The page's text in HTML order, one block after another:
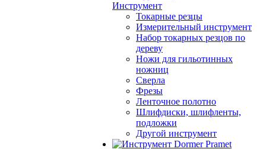
Инструмент
Токарные резцы
Измерительный инструмент
Набор токарных резцов по
дереву
Ножи для гильотинных
ножниц
Сверла
Фрезы
Ленточное полотно
Шлифдиски, шлифленты,
подложки
Другой инструмент